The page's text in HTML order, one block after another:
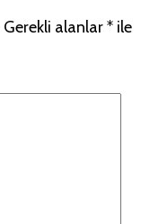
Gerekli alanlar* ile